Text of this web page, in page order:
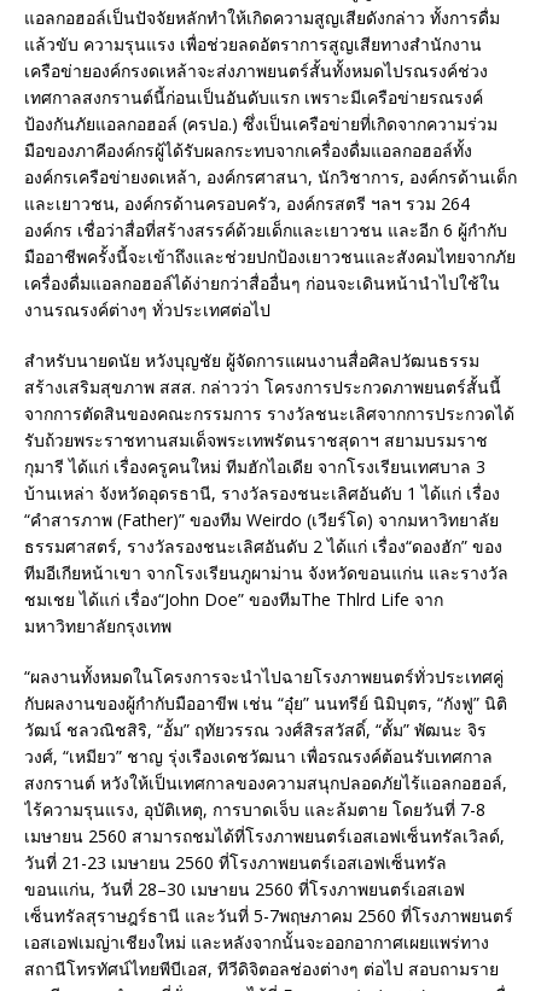
แอลกอฮอล์เป็นปัจจัยหลักทำให้เกิดความสูญเสียดังกล่าว ทั้งการดื่ม
แล้วขับ ความรุนแรง เพื่อช่วยลดอัตราการสูญเสียทางสำนักงาน
เครือข่ายองค์กรงดเหล้าจะส่งภาพยนตร์สั้นทั้งหมดไปรณรงค์ช่วง
เทศกาลสงกรานต์นี้ก่อนเป็นอันดับแรก เพราะมีเครือข่ายรณรงค์
ป้องกันภัยแอลกอฮอล์ (ครปอ.) ซึ่งเป็นเครือข่ายที่เกิดจากความร่วม
มือของภาคีองค์กรผู้ได้รับผลกระทบจากเครื่องดื่มแอลกอฮอล์ทั้ง
องค์กรเครือข่ายงดเหล้า, องค์กรศาสนา, นักวิชาการ, องค์กรด้านเด็ก
และเยาวชน, องค์กรด้านครอบครัว, องค์กรสตรี ฯลฯ รวม 264
องค์กร เชื่อว่าสื่อที่สร้างสรรค์ด้วยเด็กและเยาวชน และอีก 6 ผู้กำกับ
มืออาชีพครั้งนี้จะเข้าถึงและช่วยปกป้องเยาวชนและสังคมไทยจากภัย
เครื่องดื่มแอลกอฮอล์ได้ง่ายกว่าสื่ออื่นๆ ก่อนจะเดินหน้านำไปใช้ใน
งานรณรงค์ต่างๆ ทั่วประเทศต่อไป
สำหรับนายดนัย หวังบุญชัย ผู้จัดการแผนงานสื่อศิลปวัฒนธรรม
สร้างเสริมสุขภาพ สสส. กล่าวว่า โครงการประกวดภาพยนตร์สั้นนี้
จากการตัดสินของคณะกรรมการ รางวัลชนะเลิศจากการประกวดได้
รับถ้วยพระราชทานสมเด็จพระเทพรัตนราชสุดาฯ สยามบรมราช
กุมารี ได้แก่ เรื่องครูคนใหม่ ทีมฮักไอเดีย จากโรงเรียนเทศบาล 3
บ้านเหล่า จังหวัดอุดรธานี, รางวัลรองชนะเลิศอันดับ 1 ได้แก่ เรื่อง
“คำสารภาพ (Father)” ของทีม Weirdo (เวียร์โด) จากมหาวิทยาลัย
ธรรมศาสตร์, รางวัลรองชนะเลิศอันดับ 2 ได้แก่ เรื่อง“ดองฮัก” ของ
ทีมอีเกียหน้าเขา จากโรงเรียนภูผาม่าน จังหวัดขอนแก่น และรางวัล
ชมเชย ได้แก่ เรื่อง“John Doe” ของทีมThe Thlrd Life จาก
มหาวิทยาลัยกรุงเทพ
“ผลงานทั้งหมดในโครงการจะนำไปฉายโรงภาพยนตร์ทั่วประเทศคู่
กับผลงานของผู้กำกับมืออาขีพ เช่น “อุ๋ย” นนทรีย์ นิมิบุตร, “กังฟู” นิติ
วัฒน์ ชลวณิชสิริ, “อั้ม” ฤทัยวรรณ วงศ์สิรสวัสดิ์, “ตั้ม” พัฒนะ จิร
วงศ์, “เหมียว” ชาญ รุ่งเรืองเดชวัฒนา เพื่อรณรงค์ต้อนรับเทศกาล
สงกรานต์ หวังให้เป็นเทศกาลของความสนุกปลอดภัยไร้แอลกอฮอล์,
ไร้ความรุนแรง, อุบัติเหตุ, การบาดเจ็บ และล้มตาย โดยวันที่ 7-8
เมษายน 2560 สามารถชมได้ที่โรงภาพยนตร์เอสเอฟเซ็นทรัลเวิลด์,
วันที่ 21-23 เมษายน 2560 ที่โรงภาพยนตร์เอสเอฟเซ็นทรัล
ขอนแก่น, วันที่ 28–30 เมษายน 2560 ที่โรงภาพยนตร์เอสเอฟ
เซ็นทรัลสุราษฎร์ธานี และวันที่ 5-7พฤษภาคม 2560 ที่โรงภาพยนตร์
เอสเอฟเมญ่าเชียงใหม่ และหลังจากนั้นจะออกอากาศเผยแพร่ทาง
สถานีโทรทัศน์ไทยพีบีเอส, ทีวีดิจิตอลช่องต่างๆ ต่อไป สอบถามราย